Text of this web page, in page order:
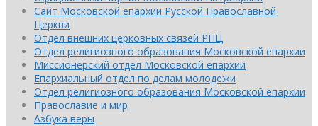
Сайт Московской епархии Русской Православной
Церкви
Отдел внешних церковных связей РПЦ
Отдел религиозного образования Московской епархии
Миссионерский отдел Московской епархии
Епархиальный отдел по делам молодежи
Отдел религиозного образования Московской епархии
Православие и мир
Азбука веры